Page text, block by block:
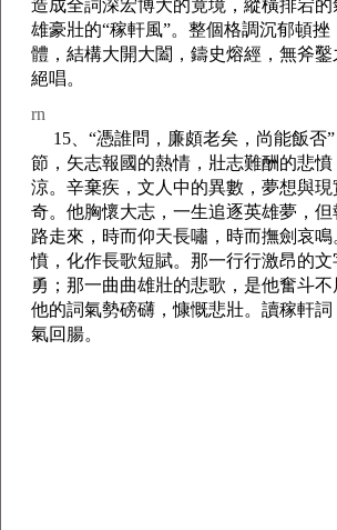
造成全詞深宏博大的竟境，縱橫排宕
雄豪壯的“稼軒風”。整個格調沉郁頓
體，結構大開大闔，鑄史熔經，無斧
絕唱。
rn
15、“憑誰問，廉頗老矣，尚能飯否
節，矢志報國的熱情，壯志難酬的悲
涼。辛棄疾，文人中的異數，夢想與
奇。他胸懷大志，一生追逐英雄夢，
路走來，時而仰天長嘯，時而撫劍哀鳴
憤，化作長歌短賦。那一行行激昂的
勇；那一曲曲雄壯的悲歌，是他奮斗不
他的詞氣勢磅礴，慷慨悲壯。讀稼軒
氣回腸。